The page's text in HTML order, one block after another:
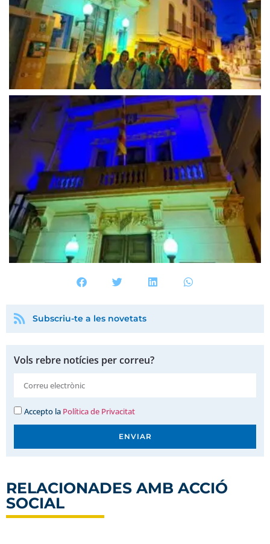
Subscriu-te a les novetats
Vols rebre notícies per correu?
Accepto la Política de Privacitat
ENVIAR
RELACIONADES AMB ACCIÓ
SOCIAL